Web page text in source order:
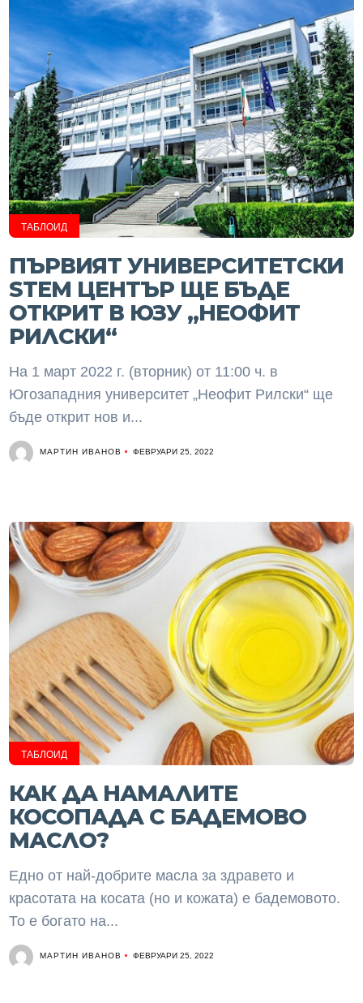
ТАБЛОИД
ПЪРВИЯТ УНИВЕРСИТЕТСКИ
STEM ЦЕНТЪР ЩЕ БЪДЕ
ОТКРИТ В ЮЗУ „НЕОФИТ
РИЛСКИ“
На 1 март 2022 г. (вторник) от 11:00 ч. в
Югозападния университет „Неофит Рилски“ ще
бъде открит нов и...
МАРТИН ИВАНОВ ФЕВРУАРИ 25, 2022
ТАБЛОИД
КАК ДА НАМАЛИТЕ
КОСОПАДА С БАДЕМОВО
МАСЛО?
Едно от най-добрите масла за здравето и
красотата на косата (но и кожата) е бадемовото.
То е богато на...
МАРТИН ИВАНОВ ФЕВРУАРИ 25, 2022